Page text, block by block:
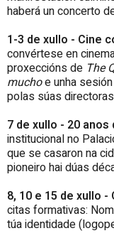
haberá un concerto
1-3 de xullo - Cine
convértese en
proxeccións de The
muchoe unha
polas súas
7 de xullo - 20
institucional no
que se casaron na
pioneiro hai dúas
8, 10 e 15 de xullo
citas formativas:
túa identidade